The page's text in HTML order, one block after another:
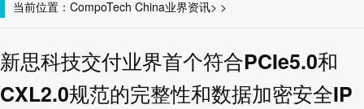
当前位置： CompoTech China >
业界资讯 >
新思科技交付业界首个符合PCIe5.0和
CXL2.0规范的完整性和数据加密安全IP